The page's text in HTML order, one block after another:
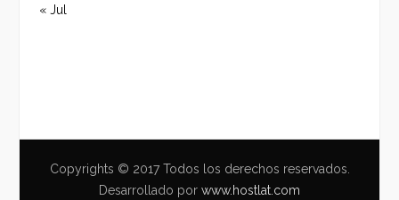
« Jul
Copyrights © 2017 Todos los derechos reservados.
Desarrollado por www.hostlat.com